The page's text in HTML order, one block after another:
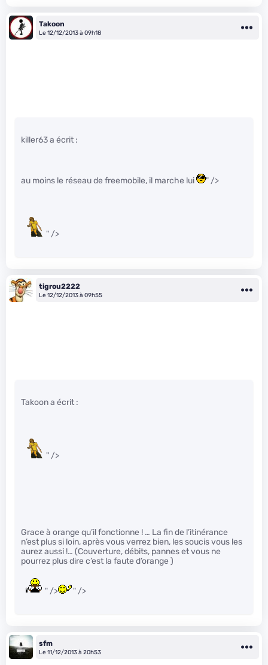
Takoon
Le 12/12/2013 à 09h18
killer63 a écrit :
au moins le réseau de freemobile, il marche lui " />
" />
tigrou2222
Le 12/12/2013 à 09h55
Takoon a écrit :
" />
Grace à orange qu’il fonctionne ! … La fin de l’itinérance
n’est plus si loin, après vous verrez bien, les soucis vous les
aurez aussi !… (Couverture, débits, pannes et vous ne
pourrez plus dire c’est la faute d’orange )
" /> " />
sfm
Le 11/12/2013 à 20h53